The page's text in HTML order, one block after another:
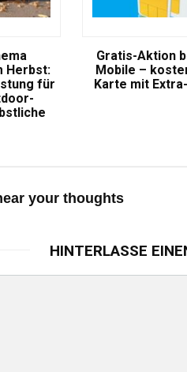
Herbst:
für
Gratis-Aktion
Mobile –
Karte mit
your thoughts
HINTERLASSE